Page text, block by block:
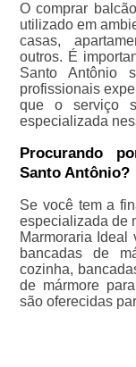
O comprar
utilizado em
casas,
outros. É
Santo Antônio
profissionais
que o serviço
especializada
Procurando
Santo Antônio?
Se você tem a
especializada de
Marmoraria
bancadas de
cozinha,
de mármore
são oferecidas